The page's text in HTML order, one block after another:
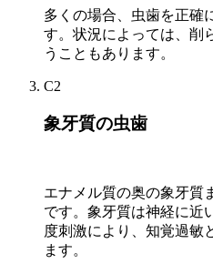
多くの場合、虫歯を正確
す。状況によっては、削
うこともあります。
C2
象牙質の虫歯
エナメル質の奥の象牙質
です。象牙質は神経に近
度刺激により、知覚過敏
ます。